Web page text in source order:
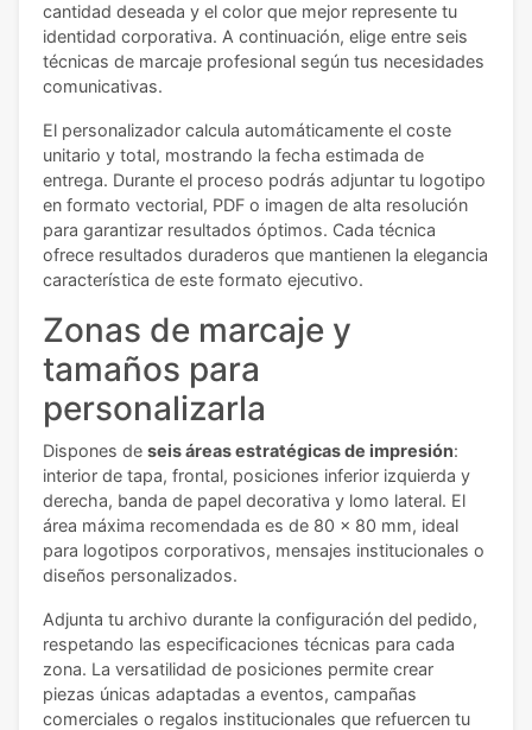
cantidad deseada y el color que mejor represente tu
identidad corporativa. A continuación, elige entre seis
técnicas de marcaje profesional según tus necesidades
comunicativas.
El personalizador calcula automáticamente el coste
unitario y total, mostrando la fecha estimada de
entrega. Durante el proceso podrás adjuntar tu logotipo
en formato vectorial, PDF o imagen de alta resolución
para garantizar resultados óptimos. Cada técnica
ofrece resultados duraderos que mantienen la elegancia
característica de este formato ejecutivo.
Zonas de marcaje y
tamaños para
personalizarla
Dispones de seis áreas estratégicas de impresión:
interior de tapa, frontal, posiciones inferior izquierda y
derecha, banda de papel decorativa y lomo lateral. El
área máxima recomendada es de 80 x 80 mm, ideal
para logotipos corporativos, mensajes institucionales o
diseños personalizados.
Adjunta tu archivo durante la configuración del pedido,
respetando las especificaciones técnicas para cada
zona. La versatilidad de posiciones permite crear
piezas únicas adaptadas a eventos, campañas
comerciales o regalos institucionales que refuercen tu